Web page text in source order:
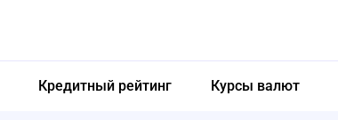
Кредитный рейтинг Курсы валют